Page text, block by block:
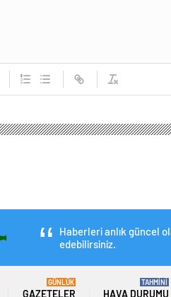
Antalya Tarım Konseyi, yerel
Konseyi,
belirledi